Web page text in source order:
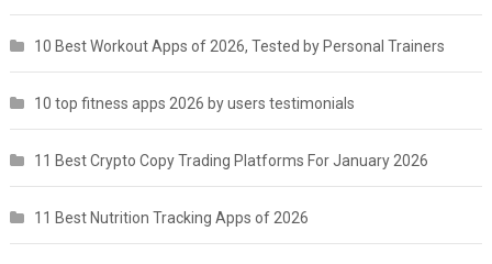
10 Best Workout Apps of 2026, Tested by Personal Trainers
10 top fitness apps 2026 by users testimonials
11 Best Crypto Copy Trading Platforms For January 2026
11 Best Nutrition Tracking Apps of 2026